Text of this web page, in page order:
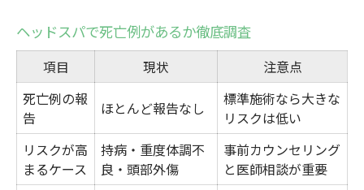
ヘッドスパで死亡例があるか徹底調査
項目 現状
注意点
死亡例の報
告
ほとんど報告なし
標準施術なら大きな
リスクは低い
リスクが高
まるケース
持病・重度体調不
良・頭部外傷
事前カウンセリング
と医師相談が重要